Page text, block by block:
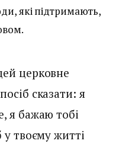
які підтримають,
церковне
сказати: я
я бажаю тобі
твоєму житті